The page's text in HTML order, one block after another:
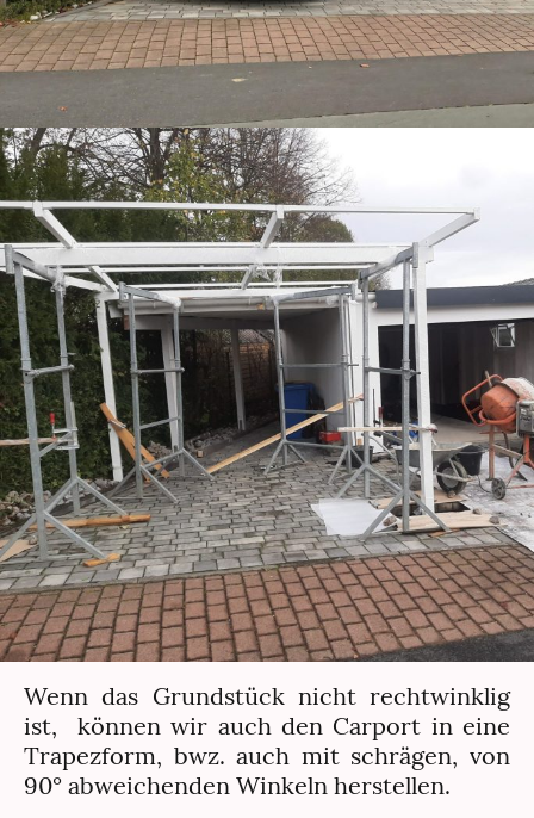
Wenn das Grundstück nicht rechtwinklig
ist, können wir auch den Carport in eine
Trapezform, bwz. auch mit schrägen, von
90° abweichenden Winkeln herstellen.